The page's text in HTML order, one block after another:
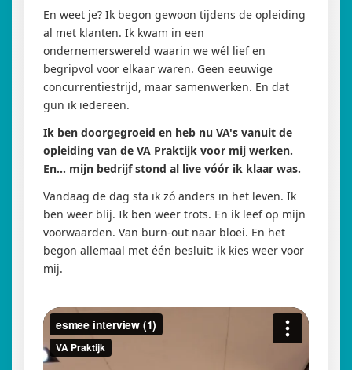
En weet je? Ik begon gewoon tijdens de opleiding
al met klanten. Ik kwam in een
ondernemerswereld waarin we wél lief en
begripvol voor elkaar waren. Geen eeuwige
concurrentiestrijd, maar samenwerken. En dat
gun ik iedereen.
Ik ben doorgegroeid en heb nu VA's vanuit de
opleiding van de VA Praktijk voor mij werken.
En... mijn bedrijf stond al live vóór ik klaar was.
Vandaag de dag sta ik zó anders in het leven. Ik
ben weer blij. Ik ben weer trots. En ik leef op mijn
voorwaarden. Van burn-out naar bloei. En het
begon allemaal met één besluit: ik kies weer voor
mij.